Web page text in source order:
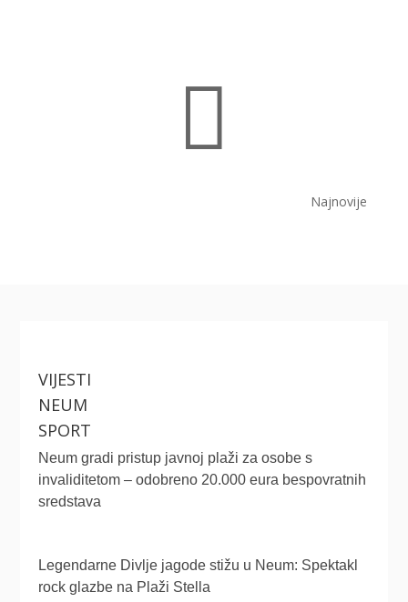

Najnovije
VIJESTI
NEUM
SPORT
Neum gradi pristup javnoj plaži za osobe s
invaliditetom – odobreno 20.000 eura bespovratnih
sredstava
Legendarne Divlje jagode stižu u Neum: Spektakl
rock glazbe na Plaži Stella